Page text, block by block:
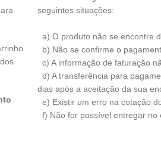
seguintes situações:
a) O produto não se encontre
b) Não se confirme o
c) A informação de faturação
d) A transferência para
dias após a aceitação da sua
e) Existir um erro na cotação
f) Não for possível entregar no